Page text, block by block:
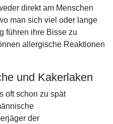
direkt am Menschen
man sich viel oder lange
führen ihre Bisse zu
allergische Reaktionen
und Kakerlaken
oft schon zu spät
der